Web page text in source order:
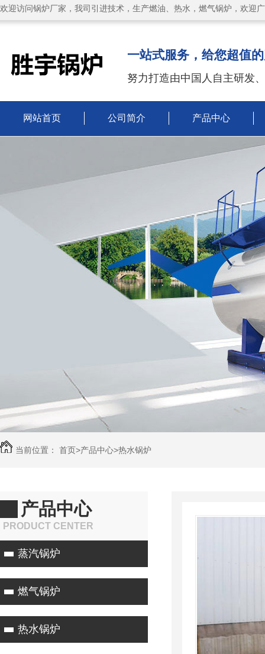
欢迎访问锅炉厂家，我司引进技术，生产燃油、热水，燃气锅炉，欢迎
一站式服务，给您超值
努力打造由中国人自主研发
网站首页 公司简介 产品中心
当前位置： 首页>产品中心>热水锅炉
产品中心
PRODUCT CENTER
蒸汽锅炉
燃气锅炉
热水锅炉